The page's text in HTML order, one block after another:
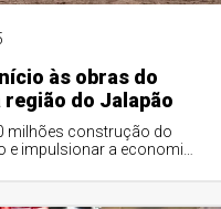
às obras do
região do Jalapão
milhões construção do
impulsionar a economia